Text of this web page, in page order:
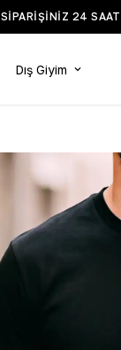
Dış Giyim